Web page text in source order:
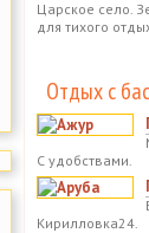
Царское село.
для тихого
Отдых с
С удобствами.
Кирилловка24.